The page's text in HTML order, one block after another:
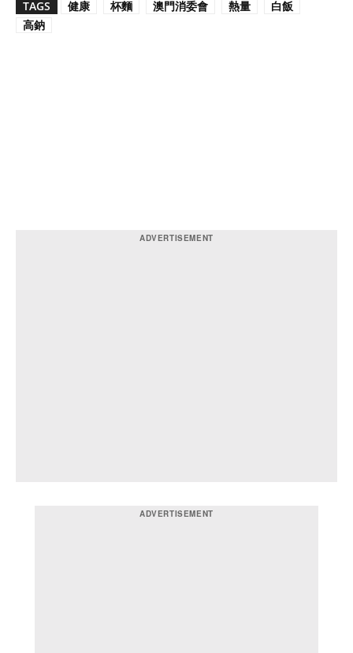
TAGS 健康 杯麵 澳門消委會 熱量
白飯
高鈉